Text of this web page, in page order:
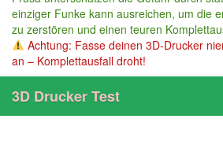
einziger Funke kann ausreichen, um die
zu zerstören und einen teuren
Achtung: Fasse deinen 3D-Drucker
an – Komplettausfall droht!
3D Drucker Test